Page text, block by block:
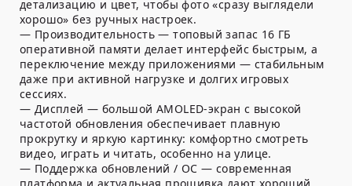
детализацию и цвет, чтобы фото «сразу выглядели
хорошо» без ручных настроек.
— Производительность — топовый запас 16 ГБ
оперативной памяти делает интерфейс быстрым, а
переключение между приложениями — стабильным
даже при активной нагрузке и долгих игровых
сессиях.
— Дисплей — большой AMOLED-экран с высокой
частотой обновления обеспечивает плавную
прокрутку и яркую картинку: комфортно смотреть
видео, играть и читать, особенно на улице.
— Поддержка обновлений / ОС — современная